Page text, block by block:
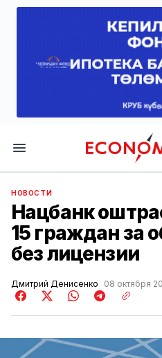
Economist.kg
НОВОСТИ
Нацбанк
15 граждан за
без лицензии
Дмитрий Денисенко 08 октября